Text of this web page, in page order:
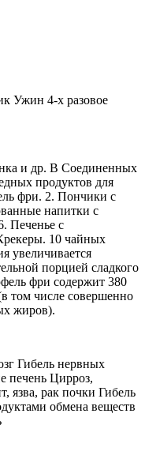
Ужин 4-х разовое
и др. В Соединенных
продуктов для
фри. 2. Пончики с
напитки с
Печенье с
10 чайных
увеличивается
порцией сладкого
фри содержит 380
том числе совершенно
жиров).
Гибель нервных
печень Цирроз,
язва, рак почки Гибель
обмена веществ